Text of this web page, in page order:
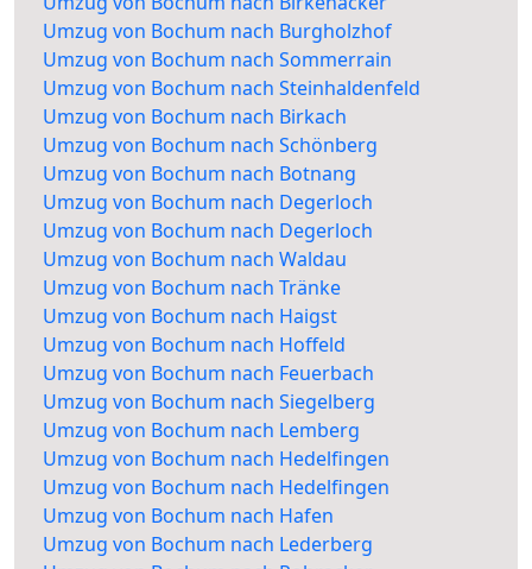
Umzug von Bochum nach Burgholzhof
Umzug von Bochum nach Sommerrain
Umzug von Bochum nach Steinhaldenfeld
Umzug von Bochum nach Birkach
Umzug von Bochum nach Schönberg
Umzug von Bochum nach Botnang
Umzug von Bochum nach Degerloch
Umzug von Bochum nach Degerloch
Umzug von Bochum nach Waldau
Umzug von Bochum nach Tränke
Umzug von Bochum nach Haigst
Umzug von Bochum nach Hoffeld
Umzug von Bochum nach Feuerbach
Umzug von Bochum nach Siegelberg
Umzug von Bochum nach Lemberg
Umzug von Bochum nach Hedelfingen
Umzug von Bochum nach Hedelfingen
Umzug von Bochum nach Hafen
Umzug von Bochum nach Lederberg